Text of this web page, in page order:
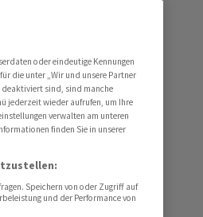
oder eindeutige Kennungen
die unter „Wir und unsere Partner
deaktiviert sind, sind manche
jederzeit wieder aufrufen, um Ihre
verwalten am unteren
finden Sie in unserer
Speichern von oder Zugriff auf
und der Performance von